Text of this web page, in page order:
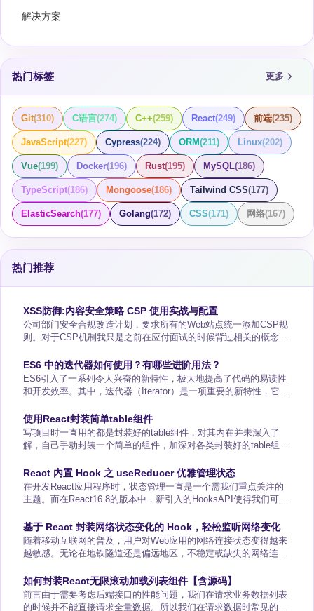
解决方案
热门标签 更多
Git(310) C语言(274) C++(259) React(249) 前端(235)
JavaScript(227) Cypress(224) ORM(211) Linux(202)
Vue(199) Docker(196) Rust(195) MySQL(186)
TypeScript(186) Mongoose(186) Tailwind CSS(177)
ElasticSearch(177) Golang(172) CSS(171) 网络(167)
热门推荐
XSS防御:内容安全策略 CSP 使用实战与配置
公司部门安全合规改造计划，要求所有的Web站点统一添加CSP规
则。对于CSP机制我只是之前在应付面试的时候背过相关的概念，
并实践CSP机制。CSP的全称是ContentSecurityPolicy，翻译成中
文就是内容安全策略。CSP 通过告诉浏览器一系列规则，严格规定
页面中哪些资源允许有哪些来源，不在指定范围内的通通拒绝。
ES6 中的迭代器如何使用？有哪些进阶用法？
ES6引入了一系列令人兴奋的新特性，极大地提高了代码的易读性
和开发效率。其中，迭代器（Iterator）是一项重要的新特性，它为
器协议的对象，允许开发者按序访问集合的元素。它们不仅被数组
和字符串等内置类型默认实现，还可以由开发者自定义，从而在数
据的遍历上提供了更高的灵活性和控制力。什么是迭代器在ES6之
使用React封装简单table组件
写项目时一直用的都是封装好的table组件，对其内在并未深入了
解，自己手动封装一个简单的组件，加深对各类封装好的table组件
封装表格，那么就需要使表格尽可能符合多种业务场景，下面我封
装的表格只针对业务内容展示进行处理，并不针对样式，样式也可
类比。思考过程首先要思考table组件需要什么？？？列数据
React 内置 Hook 之 useReducer 优雅管理状态
在开发React应用程序时，状态管理一直是一个需我们重点关注的
主题。而在React16.8的版本中，新引入的HooksAPI使得我们可以
class。本文就详细的为你介绍一个非常强大的Hook：
useReducer，它为复杂状态的管理提供了出色的解决方案。什么是
useReduceruseReducer就如同它的名字暗示的那样，它是一个允
基于 React 封装网络状态变化的 Hook，轻松监听网络变化
随着移动互联网的普及，用户对Web应用的网络连接状态变得越来
越敏感。无论在地铁隧道还是偏远地区，不稳定或缺失的网络连接
应网络状态变化的应用变得至关重要。本文将介绍如何使用
ReactHooks来轻松创建一个网络状态监听器，从而让您的应用能
够优雅地应对网络的波动。使用ReactHook监听网络状态变化初始
如何封装React无限滚动加载列表组件【含源码】
前言由于需要考虑后端接口的性能问题，我们在请求业务数据列表
的时候并不能直接请求全量数据。所以我们在请求数据时常见的方